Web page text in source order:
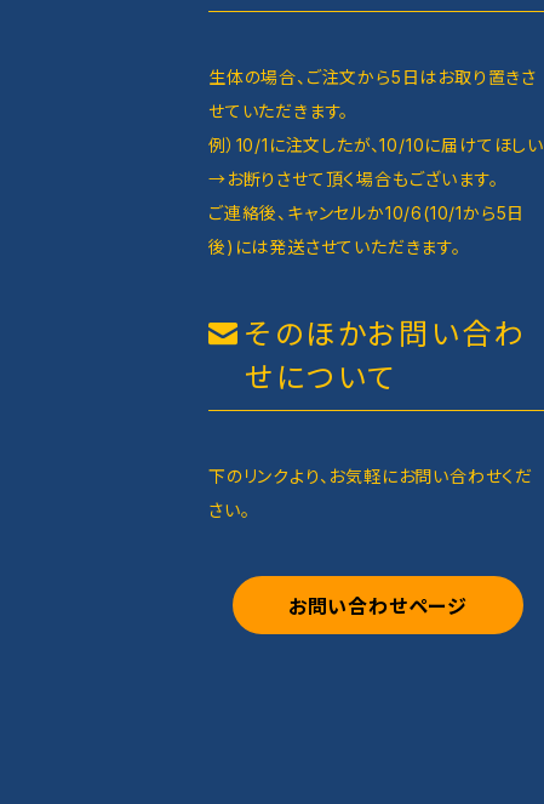
生体の場合、ご注文から5日はお取り置きさ
せていただきます。
例）10/1に注文したが、10/10に届けてほしい
→お断りさせて頂く場合もございます。
ご連絡後、キャンセルか10/6(10/1から5日
後)には発送させていただきます。
そのほかお問い合わ
せについて
下のリンクより、お気軽にお問い合わせくだ
さい。
お問い合わせページ